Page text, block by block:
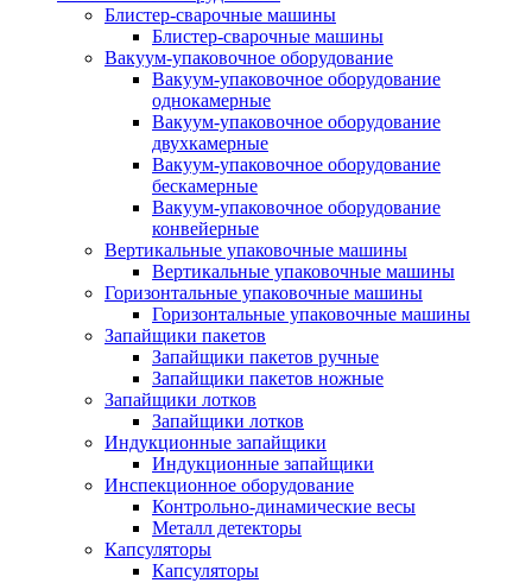
Блистер-сварочные машины
Блистер-сварочные машины
Вакуум-упаковочное оборудование
Вакуум-упаковочное оборудование
однокамерные
Вакуум-упаковочное оборудование
двухкамерные
Вакуум-упаковочное оборудование
беcкамерные
Вакуум-упаковочное оборудование
конвейерные
Вертикальные упаковочные машины
Вертикальные упаковочные машины
Горизонтальные упаковочные машины
Горизонтальные упаковочные машины
Запайщики пакетов
Запайщики пакетов ручные
Запайщики пакетов ножные
Запайщики лотков
Запайщики лотков
Индукционные запайщики
Индукционные запайщики
Инспекционное оборудование
Контрольно-динамические весы
Металл детекторы
Капсуляторы
Капсуляторы